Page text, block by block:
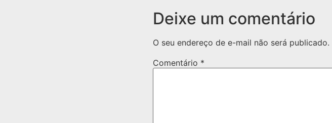
Deixe um comentário
O seu endereço de e-mail não será publicado.
Comentário *